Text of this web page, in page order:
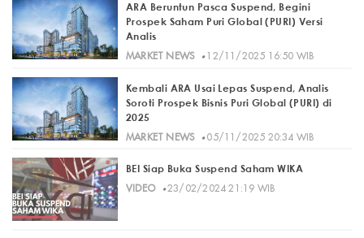
ARA Beruntun Pasca Suspend, Begini
Prospek Saham Puri Global (PURI) Versi
Analis
MARKET NEWS· 12/11/2025 16:50 WIB
Kembali ARA Usai Lepas Suspend, Analis
Soroti Prospek Bisnis Puri Global (PURI) di
2025
MARKET NEWS· 05/11/2025 20:34 WIB
BEI Siap Buka Suspend Saham WIKA
VIDEO· 23/02/2024 21:19 WIB